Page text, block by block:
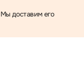
Мы доставим его